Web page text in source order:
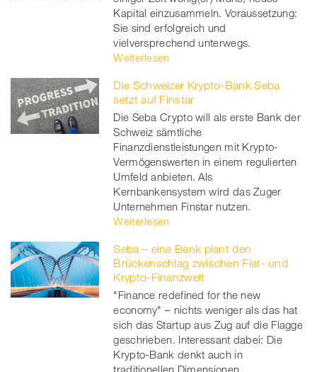
Kapital einzusammeln. Voraussetzung:
Sie sind erfolgreich und
vielversprechend unterwegs.
Weiterlesen
Die Schweizer Krypto-Bank Seba
setzt auf Finstar
Die Seba Crypto will als erste Bank der
Schweiz sämtliche
Finanzdienstleistungen mit Krypto-
Vermögenswerten in einem regulierten
Umfeld anbieten. Als
Kernbankensystem wird das Zuger
Unternehmen Finstar nutzen.
Weiterlesen
Seba – eine Bank plant den
Brückenschlag zwischen Fiat- und
Krypto-Finanzwelt
"Finance redefined for the new
economy" – nichts weniger als das hat
sich das Startup aus Zug auf die Flagge
geschrieben. Interessant dabei: Die
Krypto-Bank denkt auch in